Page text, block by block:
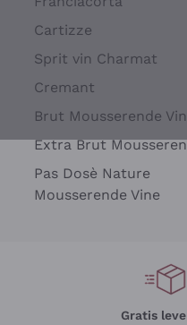
Cartizze
Sprit vin Charmat
Cremant
Brut Mousserende Vin
Extra Brut
Pas Dosè Nature
Mousserende Vine
Gratis